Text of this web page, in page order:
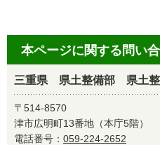
本ページに関する問い
三重県 県土整備部 県土整
〒514-8570
津市広明町13番地（本庁5階）
電話番号： 059-224-2652